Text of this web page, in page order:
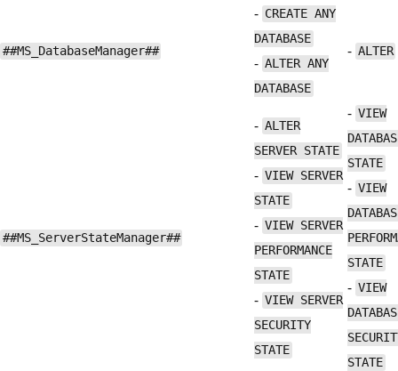
##MS_DatabaseManager##
- CREATE ANY
DATABASE
- ALTER ANY
DATABASE
- ALTER
##MS_ServerStateManager##
- ALTER
SERVER STATE
- VIEW SERVER
STATE
- VIEW SERVER
PERFORMANCE
STATE
- VIEW SERVER
SECURITY
STATE
- VIEW
STATE
- VIEW
STATE
- VIEW
STATE